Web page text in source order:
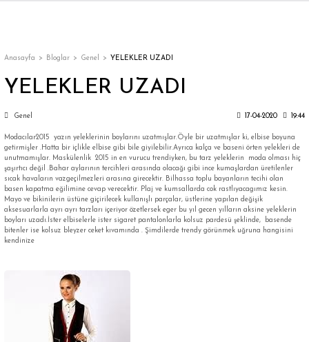
Trençkot
Trençkot
Trençkot
Trençkot
Anasayfa Bloglar Genel YELEKLER UZADI
YELEKLER UZADI
Genel 17-04-2020 19:44
Modacılar2015 yazın yeleklerinin boylarını uzatmışlar.Öyle bir uzatmışlar ki, elbise boyuna
getirmişler .Hatta bir içlikle elbise gibi bile giyilebilir.Ayrıca kalça ve baseni örten yelekleri de
unutmamışlar. Maskülenlik 2015 in en vurucu trendiyken, bu tarz yeleklerin moda olması hiç
şaşırtıcı değil .Bahar aylarının tercihleri arasında olacağı gibi ince kumaşlardan üretilenler
sıcak havaların vazgeçilmezleri arasına girecektir. Bilhassa toplu bayanların tecihi olan
basen kapatma eğilimine cevap verecektir. Plaj ve kumsallarda cok rastlıyacagımız kesin.
Mayo ve bikinilerin üstüne giçirilecek kullanışlı parçalar, üstlerine yapılan değişik
aksesuarlarla ayrı ayrı tarzları içeriyor özetlersek eger bu yıl gecen yılların aksine yeleklerin
boyları uzadı.İster elbiselerle ister sigaret pantalonlarla kolsuz pardesü şeklinde, basende
bitenler ise kolsuz bleyzer ceket kıvamında . Şimdilerde trendy görünmek uğruna hangisini
kendinize